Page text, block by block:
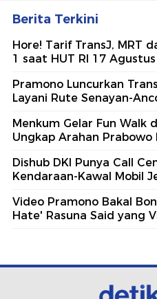
Berita Terkini
Hore! Tarif TransJ, MRT
1 saat HUT RI 17 Agustus
Pramono Luncurkan
Layani Rute Senayan-
Menkum Gelar Fun Walk
Ungkap Arahan Prabowo
Dishub DKI Punya Call
Kendaraan-Kawal Mobil
Video Pramono Bakal
Hate' Rasuna Said yang